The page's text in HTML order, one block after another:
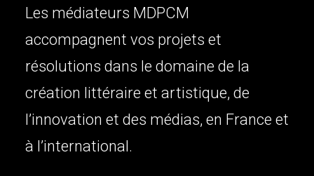
Les médiateurs MDPCM
accompagnent vos projets et
résolutions dans le domaine de la
création littéraire et artistique, de
l’innovation et des médias, en France et
à l’international.